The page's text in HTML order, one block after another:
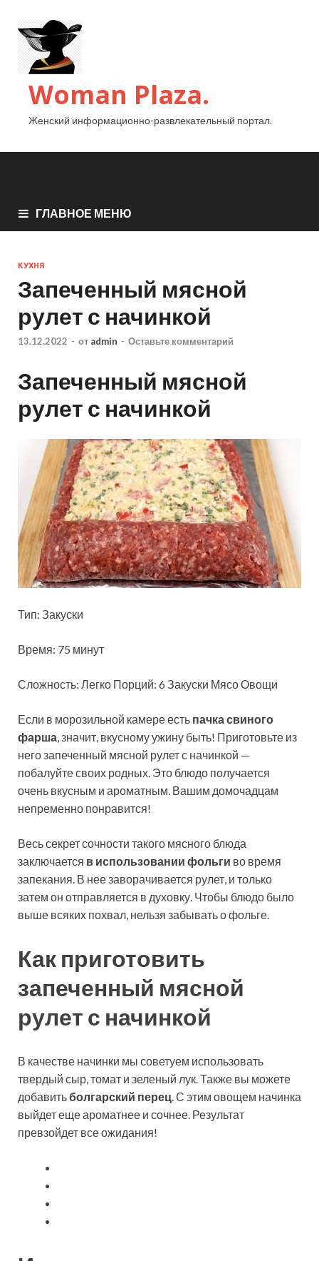
Woman Plaza.
Женский информационно-развлекательный портал.
ГЛАВНОЕ МЕНЮ
КУХНЯ
Запеченный мясной
рулет с начинкой
13.12.2022 - от admin - Оставьте комментарий
Запеченный мясной
рулет с начинкой
Тип: Закуски
Время: 75 минут
Сложность: Легко Порций: 6 Закуски Мясо Овощи
Если в морозильной камере есть пачка свиного
фарша , значит, вкусному ужину быть! Приготовьте из
него запеченный мясной рулет с начинкой —
побалуйте своих родных. Это блюдо получается
очень вкусным и ароматным. Вашим домочадцам
непременно понравится!
Весь секрет сочности такого мясного блюда
заключается в использовании фольги во время
запекания. В нее заворачивается рулет, и только
затем он отправляется в духовку. Чтобы блюдо было
выше всяких похвал, нельзя забывать о фольге.
Как приготовить
запеченный мясной
рулет с начинкой
В качестве начинки мы советуем использовать
твердый сыр, томат и зеленый лук. Также вы можете
добавитьболгарский перец. С этим овощем начинка
выйдет еще ароматнее и сочнее. Результат
превзойдет все ожидания!